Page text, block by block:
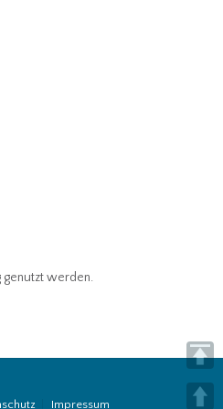
genutzt werden.
Impressum